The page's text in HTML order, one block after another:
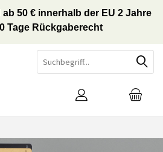
50 € innerhalb der EU 2 Jahre
Tage Rückgaberecht